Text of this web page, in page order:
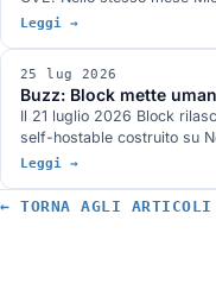
Tuesday e Oracle 1.235 in
Leggi →
25 lug 2026
Buzz: Block mette
Il 21 luglio 2026 Block
self-hostable costruito su
agente, possiede la
Leggi →
← TORNA AGLI ARTICOLI